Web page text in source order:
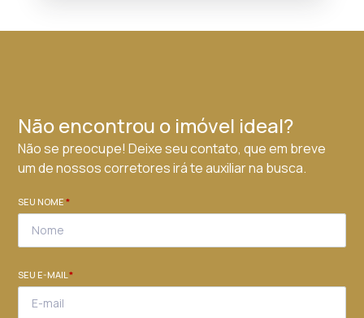
Não encontrou o imóvel ideal?
Não se preocupe! Deixe seu contato, que em breve
um de nossos corretores irá te auxiliar na busca.
SEU NOME*
SEU E-MAIL*